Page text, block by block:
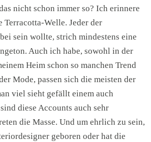
nicht schon immer so? Ich erinnere
Terracotta-Welle. Jeder der
sein wollte, strich mindestens eine
Auch ich habe, sowohl in der
Heim schon so manchen Trend
Mode, passen sich die meisten der
viel sieht gefällt einem auch
diese Accounts auch sehr
die Masse. Und um ehrlich zu sein,
geboren oder hat die